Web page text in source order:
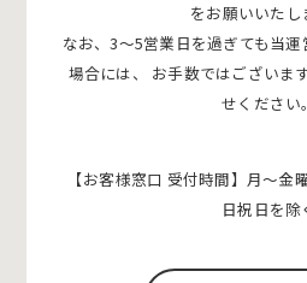
をお願いいたし
なお、3〜5営業日を過ぎても当
場合には、
お手数ではございま
せください。
【お客様窓口 受付時間】月〜
日祝日を除